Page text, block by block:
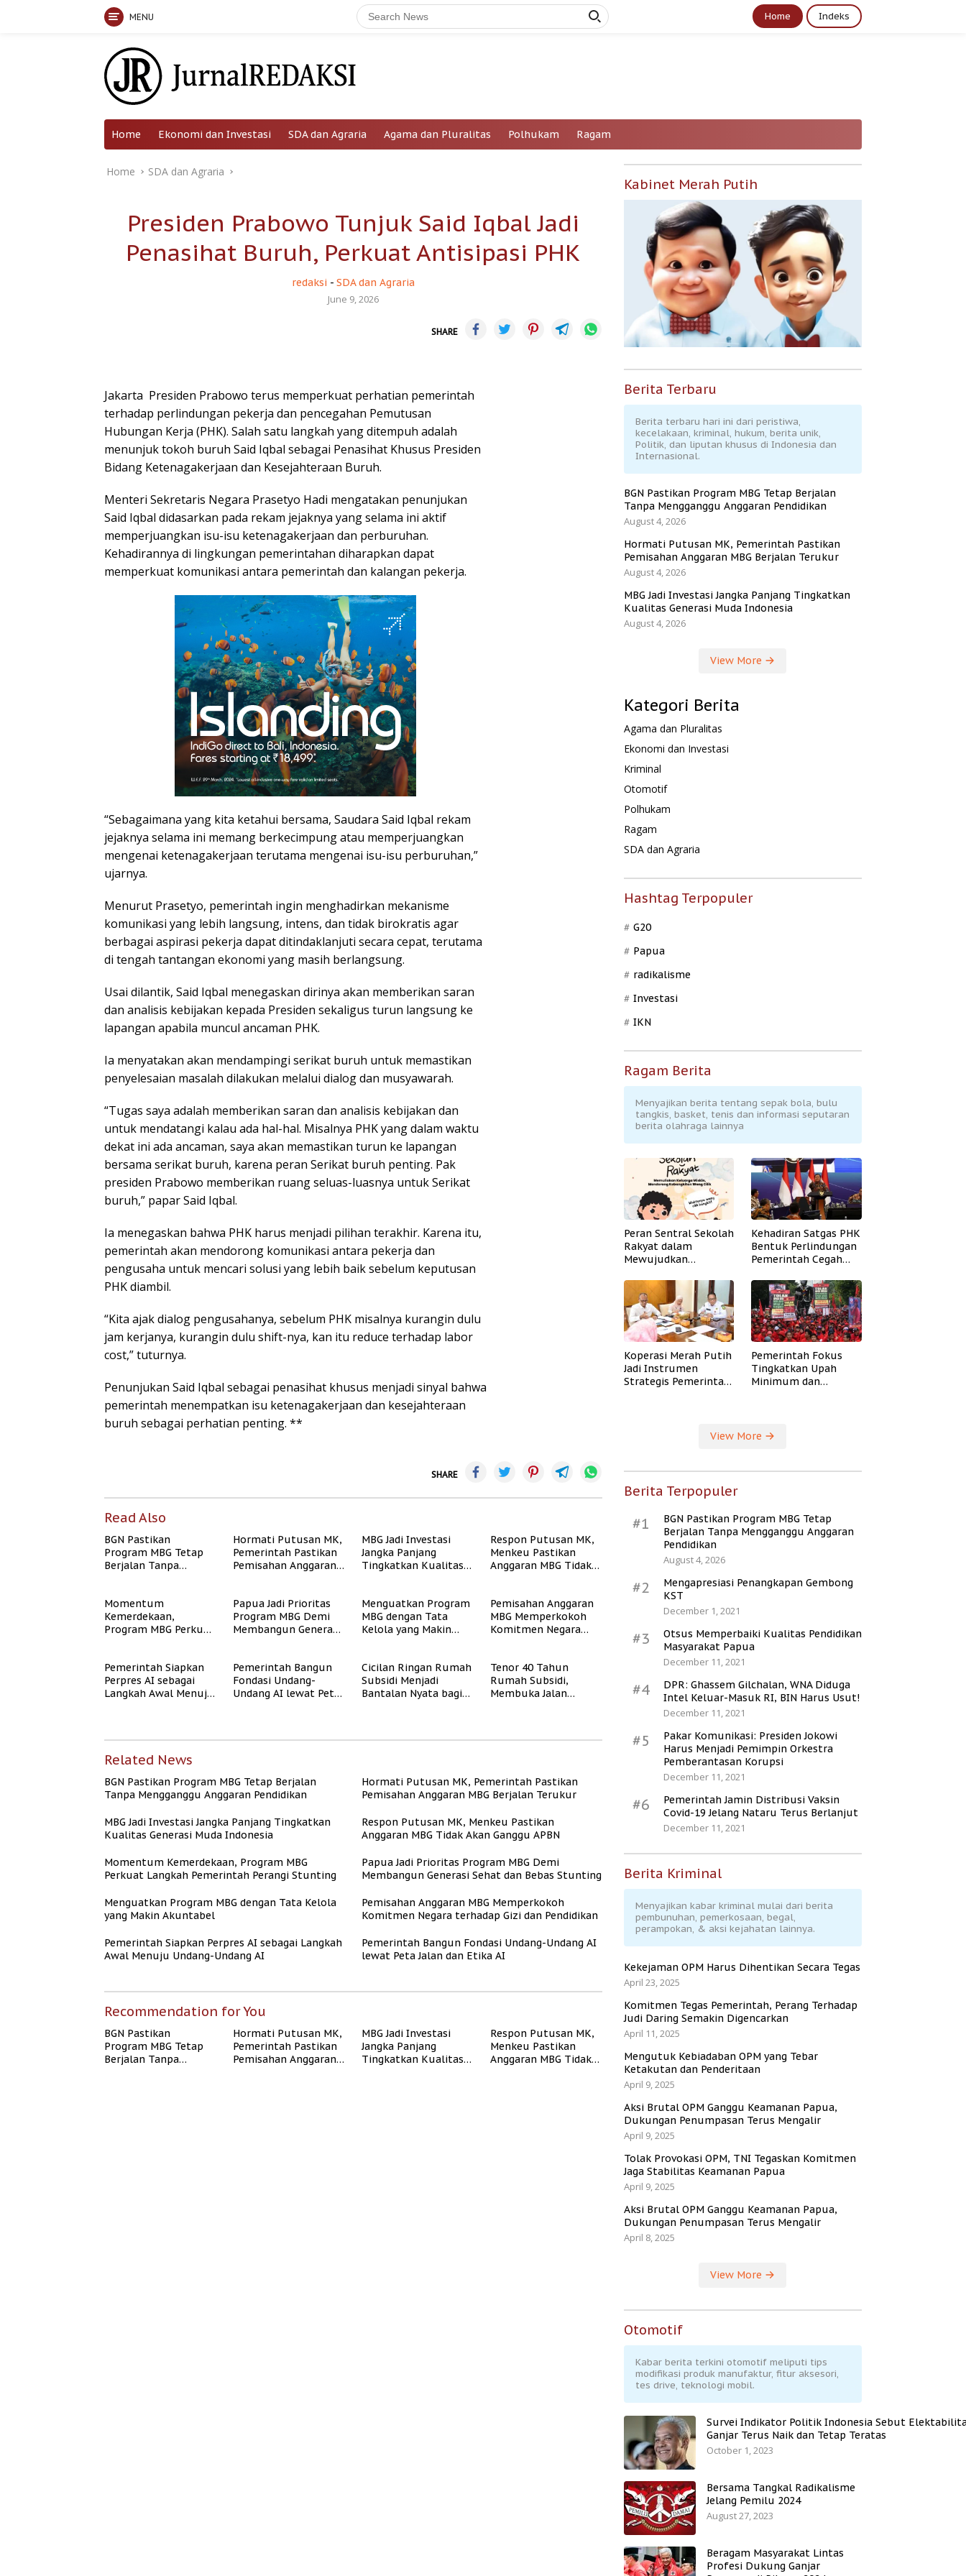
MENU Home Indeks
Home Ekonomi dan Investasi SDA dan Agraria Agama dan Pluralitas Polhukam Ragam
Home SDA dan Agraria
Presiden Prabowo Tunjuk Said Iqbal Jadi
Penasihat Buruh, Perkuat Antisipasi PHK
redaksi - SDA dan Agraria
June 9, 2026
SHARE
Jakarta  Presiden Prabowo terus memperkuat perhatian pemerintah
terhadap perlindungan pekerja dan pencegahan Pemutusan
Hubungan Kerja (PHK). Salah satu langkah yang ditempuh adalah
menunjuk tokoh buruh Said Iqbal sebagai Penasihat Khusus Presiden
Bidang Ketenagakerjaan dan Kesejahteraan Buruh.
Menteri Sekretaris Negara Prasetyo Hadi mengatakan penunjukan
Said Iqbal didasarkan pada rekam jejaknya yang selama ini aktif
memperjuangkan isu-isu ketenagakerjaan dan perburuhan.
Kehadirannya di lingkungan pemerintahan diharapkan dapat
memperkuat komunikasi antara pemerintah dan kalangan pekerja.
“Sebagaimana yang kita ketahui bersama, Saudara Said Iqbal rekam
jejaknya selama ini memang berkecimpung atau memperjuangkan
mengenai ketenagakerjaan terutama mengenai isu-isu perburuhan,”
ujarnya.
Menurut Prasetyo, pemerintah ingin menghadirkan mekanisme
komunikasi yang lebih langsung, intens, dan tidak birokratis agar
berbagai aspirasi pekerja dapat ditindaklanjuti secara cepat, terutama
di tengah tantangan ekonomi yang masih berlangsung.
Usai dilantik, Said Iqbal menegaskan dirinya akan memberikan saran
dan analisis kebijakan kepada Presiden sekaligus turun langsung ke
lapangan apabila muncul ancaman PHK.
Ia menyatakan akan mendampingi serikat buruh untuk memastikan
penyelesaian masalah dilakukan melalui dialog dan musyawarah.
“Tugas saya adalah memberikan saran dan analisis kebijakan dan
untuk mendatangi kalau ada hal-hal. Misalnya PHK yang dalam waktu
dekat ini ada ancaman, saya akan memastikan turun ke lapangan
bersama serikat buruh, karena peran Serikat buruh penting. Pak
presiden Prabowo memberikan ruang seluas-luasnya untuk Serikat
buruh,” papar Said Iqbal.
Ia menegaskan bahwa PHK harus menjadi pilihan terakhir. Karena itu,
pemerintah akan mendorong komunikasi antara pekerja dan
pengusaha untuk mencari solusi yang lebih baik sebelum keputusan
PHK diambil.
“Kita ajak dialog pengusahanya, sebelum PHK misalnya kurangin dulu
jam kerjanya, kurangin dulu shift-nya, kan itu reduce terhadap labor
cost,” tuturnya.
Penunjukan Said Iqbal sebagai penasihat khusus menjadi sinyal bahwa
pemerintah menempatkan isu ketenagakerjaan dan kesejahteraan
buruh sebagai perhatian penting. **
SHARE
Read Also
BGN Pastikan
Program MBG Tetap
Berjalan Tanpa
Hormati Putusan MK,
Pemerintah Pastikan
Pemisahan Anggaran
MBG Jadi Investasi
Jangka Panjang
Tingkatkan Kualitas
Respon Putusan MK,
Menkeu Pastikan
Anggaran MBG Tidak
Momentum
Kemerdekaan,
Program MBG Perkuat
Papua Jadi Prioritas
Program MBG Demi
Membangun Generasi
Menguatkan Program
MBG dengan Tata
Kelola yang Makin
Pemisahan Anggaran
MBG Memperkokoh
Komitmen Negara
Pemerintah Siapkan
Perpres AI sebagai
Langkah Awal Menuju
Pemerintah Bangun
Fondasi Undang-
Undang AI lewat Peta
Cicilan Ringan Rumah
Subsidi Menjadi
Bantalan Nyata bagi
Tenor 40 Tahun
Rumah Subsidi,
Membuka Jalan
Related News
BGN Pastikan Program MBG Tetap Berjalan
Tanpa Mengganggu Anggaran Pendidikan
Hormati Putusan MK, Pemerintah Pastikan
Pemisahan Anggaran MBG Berjalan Terukur
MBG Jadi Investasi Jangka Panjang Tingkatkan
Kualitas Generasi Muda Indonesia
Respon Putusan MK, Menkeu Pastikan
Anggaran MBG Tidak Akan Ganggu APBN
Momentum Kemerdekaan, Program MBG
Perkuat Langkah Pemerintah Perangi Stunting
Papua Jadi Prioritas Program MBG Demi
Membangun Generasi Sehat dan Bebas Stunting
Menguatkan Program MBG dengan Tata Kelola
yang Makin Akuntabel
Pemisahan Anggaran MBG Memperkokoh
Komitmen Negara terhadap Gizi dan Pendidikan
Pemerintah Siapkan Perpres AI sebagai Langkah
Awal Menuju Undang-Undang AI
Pemerintah Bangun Fondasi Undang-Undang AI
lewat Peta Jalan dan Etika AI
Recommendation for You
BGN Pastikan
Program MBG Tetap
Berjalan Tanpa
Hormati Putusan MK,
Pemerintah Pastikan
Pemisahan Anggaran
MBG Jadi Investasi
Jangka Panjang
Tingkatkan Kualitas
Respon Putusan MK,
Menkeu Pastikan
Anggaran MBG Tidak
Kabinet Merah Putih
Berita Terbaru
Berita terbaru hari ini dari peristiwa,
kecelakaan, kriminal, hukum, berita unik,
Politik, dan liputan khusus di Indonesia dan
Internasional.
BGN Pastikan Program MBG Tetap Berjalan
Tanpa Mengganggu Anggaran Pendidikan
August 4, 2026
Hormati Putusan MK, Pemerintah Pastikan
Pemisahan Anggaran MBG Berjalan Terukur
August 4, 2026
MBG Jadi Investasi Jangka Panjang Tingkatkan
Kualitas Generasi Muda Indonesia
August 4, 2026
View More
Kategori Berita
Agama dan Pluralitas
Ekonomi dan Investasi
Kriminal
Otomotif
Polhukam
Ragam
SDA dan Agraria
Hashtag Terpopuler
G20
Papua
radikalisme
Investasi
IKN
Ragam Berita
Menyajikan berita tentang sepak bola, bulu
tangkis, basket, tenis dan informasi seputaran
berita olahraga lainnya
Peran Sentral Sekolah
Rakyat dalam
Mewujudkan
Kehadiran Satgas PHK
Bentuk Perlindungan
Pemerintah Cegah
Koperasi Merah Putih
Jadi Instrumen
Strategis Pemerintah
Pemerintah Fokus
Tingkatkan Upah
Minimum dan
View More
Berita Terpopuler
#1
BGN Pastikan Program MBG Tetap
Berjalan Tanpa Mengganggu Anggaran
Pendidikan
August 4, 2026
#2
Mengapresiasi Penangkapan Gembong
KST
December 1, 2021
#3
Otsus Memperbaiki Kualitas Pendidikan
Masyarakat Papua
December 11, 2021
#4
DPR: Ghassem Gilchalan, WNA Diduga
Intel Keluar-Masuk RI, BIN Harus Usut!
December 11, 2021
#5
Pakar Komunikasi: Presiden Jokowi
Harus Menjadi Pemimpin Orkestra
Pemberantasan Korupsi
December 11, 2021
#6
Pemerintah Jamin Distribusi Vaksin
Covid-19 Jelang Nataru Terus Berlanjut
December 11, 2021
Berita Kriminal
Menyajikan kabar kriminal mulai dari berita
pembunuhan, pemerkosaan, begal,
perampokan, & aksi kejahatan lainnya.
Kekejaman OPM Harus Dihentikan Secara Tegas
April 23, 2025
Komitmen Tegas Pemerintah, Perang Terhadap
Judi Daring Semakin Digencarkan
April 11, 2025
Mengutuk Kebiadaban OPM yang Tebar
Ketakutan dan Penderitaan
April 9, 2025
Aksi Brutal OPM Ganggu Keamanan Papua,
Dukungan Penumpasan Terus Mengalir
April 9, 2025
Tolak Provokasi OPM, TNI Tegaskan Komitmen
Jaga Stabilitas Keamanan Papua
April 9, 2025
Aksi Brutal OPM Ganggu Keamanan Papua,
Dukungan Penumpasan Terus Mengalir
April 8, 2025
View More
Otomotif
Kabar berita terkini otomotif meliputi tips
modifikasi produk manufaktur, fitur aksesori,
tes drive, teknologi mobil.
Survei Indikator Politik Indonesia Sebut
Ganjar Terus Naik dan Tetap Teratas
October 1, 2023
Bersama Tangkal Radikalisme
Jelang Pemilu 2024
August 27, 2023
Beragam Masyarakat Lintas
Profesi Dukung Ganjar